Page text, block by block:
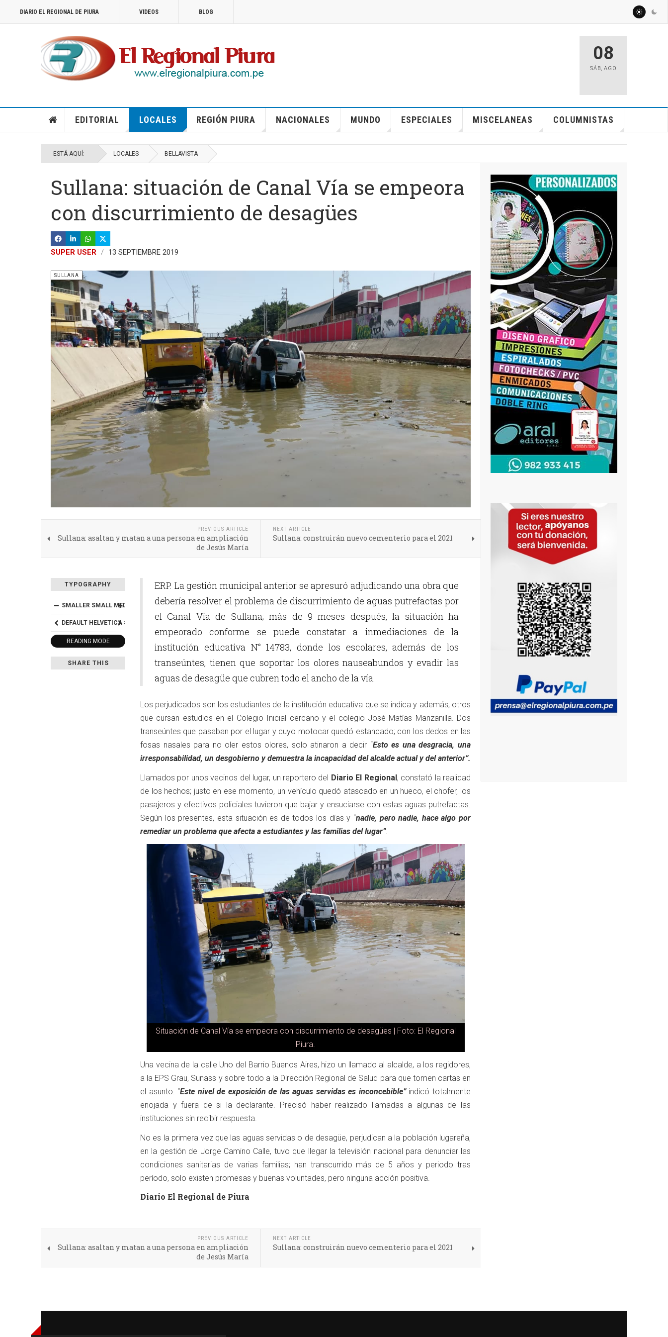
DIARIO EL REGIONAL DE PIURA VIDEOS BLOG
08
SÁB, AGO
EDITORIAL LOCALES REGIÓN PIURA NACIONALES MUNDO ESPECIALES MISCELANEAS COLUMNISTAS
ESTÁ AQUÍ: LOCALES BELLAVISTA
Sullana: situación de Canal Vía se empeora
con discurrimiento de desagües
SUPER USER 13 SEPTIEMBRE 2019
SULLANA
PREVIOUS ARTICLE
Sullana: asaltan y matan a una persona en ampliación
de Jesús María
NEXT ARTICLE
Sullana: construirán nuevo cementerio para el 2021
TYPOGRAPHY
SMALLER SMALL MEDIUM BIGGER
DEFAULT HELVETICA SEGOE
READING MODE
SHARE THIS
ERP. La gestión municipal anterior se apresuró adjudicando una obra que
debería resolver el problema de discurrimiento de aguas putrefactas por
el Canal Vía de Sullana; más de 9 meses después, la situación ha
empeorado conforme se puede constatar a inmediaciones de la
institución educativa N° 14783, donde los escolares, además de los
transeúntes, tienen que soportar los olores nauseabundos y evadir las
aguas de desagüe que cubren todo el ancho de la vía.
Los perjudicados son los estudiantes de la institución educativa que se indica y además, otros
que cursan estudios en el Colegio Inicial cercano y el colegio José Matías Manzanilla. Dos
transeúntes que pasaban por el lugar y cuyo motocar quedó estancado; con los dedos en las
fosas nasales para no oler estos olores, solo atinaron a decir “Esto es una desgracia, una
irresponsabilidad, un desgobierno y demuestra la incapacidad del alcalde actual y del anterior”.
Llamados por unos vecinos del lugar, un reportero del Diario El Regional, constató la realidad
de los hechos; justo en ese momento, un vehículo quedó atascado en un hueco, el chofer, los
pasajeros y efectivos policiales tuvieron que bajar y ensuciarse con estas aguas putrefactas.
Según los presentes, esta situación es de todos los días y “nadie, pero nadie, hace algo por
remediar un problema que afecta a estudiantes y las familias del lugar”.
Situación de Canal Vía se empeora con discurrimiento de desagües | Foto: El Regional
Piura.
Una vecina de la calle Uno del Barrio Buenos Aires, hizo un llamado al alcalde, a los regidores,
a la EPS Grau, Sunass y sobre todo a la Dirección Regional de Salud para que tomen cartas en
el asunto. “Este nivel de exposición de las aguas servidas es inconcebible”indicó totalmente
enojada y fuera de si la declarante. Precisó haber realizado llamadas a algunas de las
instituciones sin recibir respuesta.
No es la primera vez que las aguas servidas o de desagüe, perjudican a la población lugareña,
en la gestión de Jorge Camino Calle, tuvo que llegar la televisión nacional para denunciar las
condiciones sanitarias de varias familias; han transcurrido más de 5 años y periodo tras
período, solo existen promesas y buenas voluntades, pero ninguna acción positiva.
Diario El Regional de Piura
PREVIOUS ARTICLE
Sullana: asaltan y matan a una persona en ampliación
de Jesús María
NEXT ARTICLE
Sullana: construirán nuevo cementerio para el 2021